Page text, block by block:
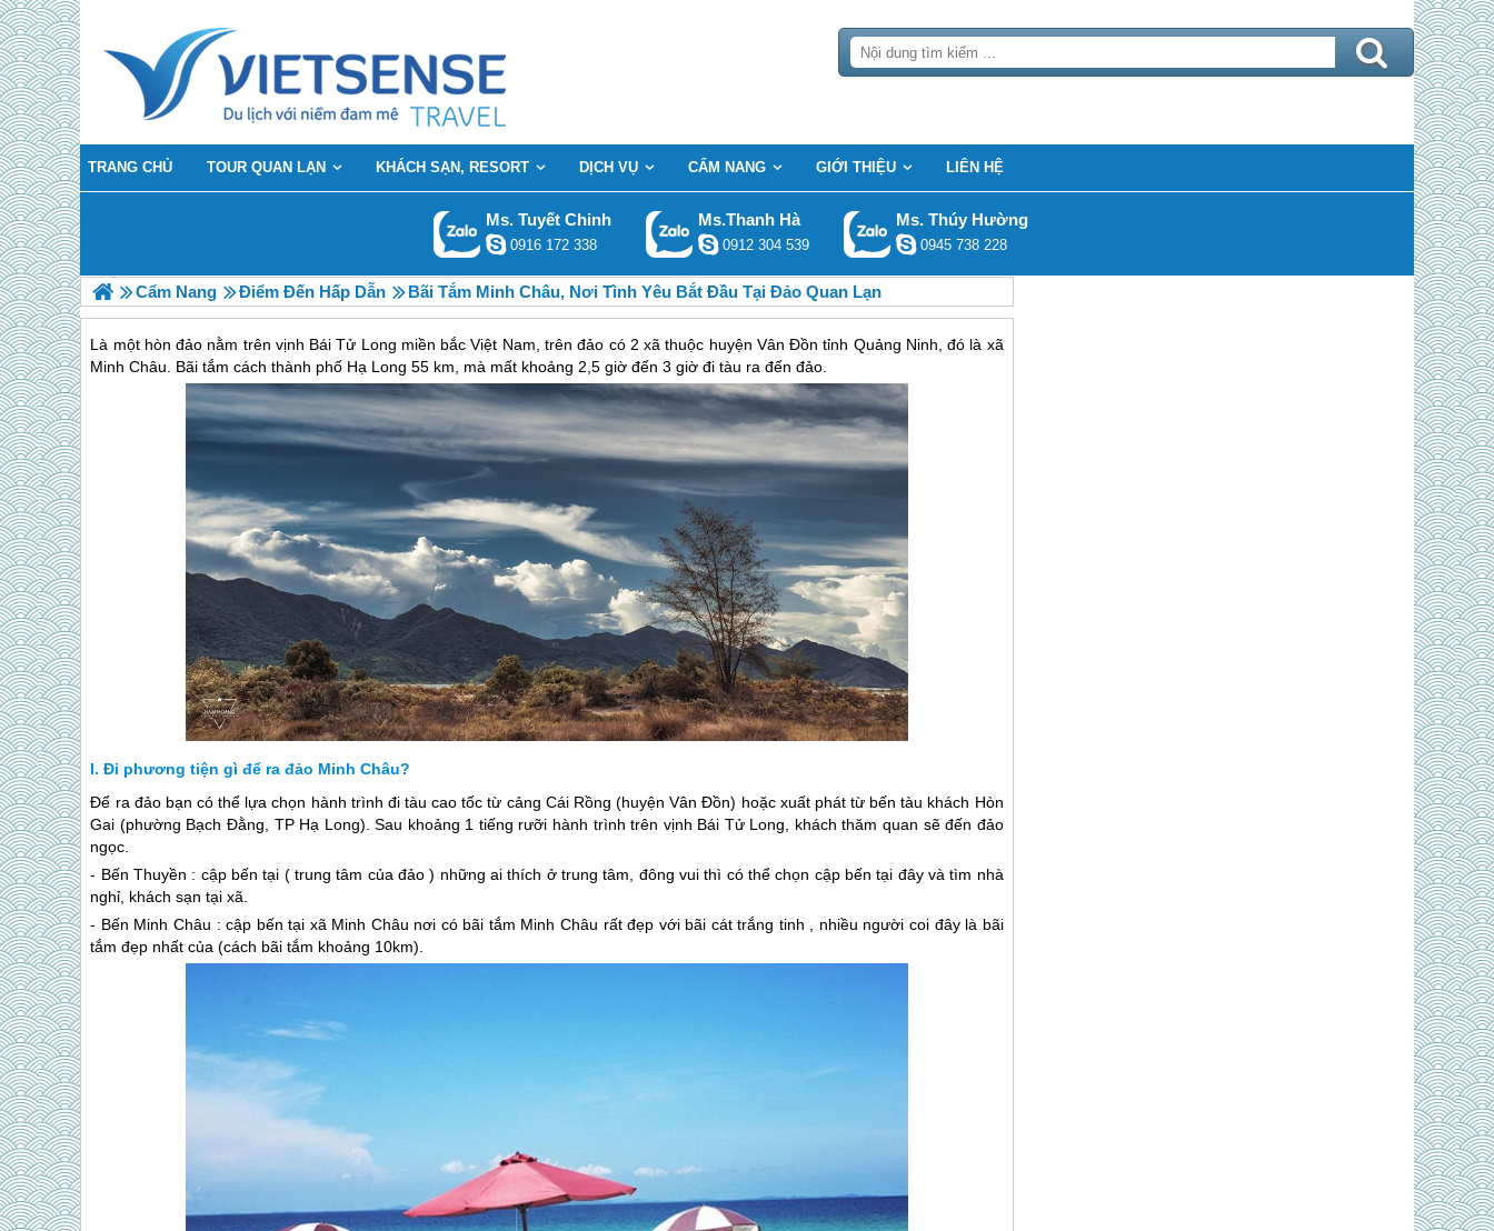
TRANG CHỦ TOUR QUAN LẠN KHÁCH SẠN, RESORT DỊCH VỤ CẨM NANG GIỚI THIỆU LIÊN HỆ
Ms. Tuyết Chinh
0916 172 338
Ms.Thanh Hà
0912 304 539
Ms. Thúy Hường
0945 738 228
Cẩm Nang Điểm Đến Hấp Dẫn Bãi Tắm Minh Châu, Nơi Tình Yêu Bắt Đầu Tại Đảo Quan Lạn
Là một hòn đảo nằm trên vịnh Bái Tử Long miền bắc Việt Nam, trên đảo có 2 xã thuộc huyện Vân Đồn tỉnh Quảng Ninh, đó là xã
Minh Châu. Bãi tắm cách thành phố Hạ Long 55 km, mà mất khoảng 2,5 giờ đến 3 giờ đi tàu ra đến đảo.
Đi phương tiện gì để ra đảo Minh Châu?
Để ra đảo bạn có thể lựa chọn hành trình đi tàu cao tốc từ cảng Cái Rồng (huyện Vân Đồn) hoặc xuất phát từ bến tàu khách Hòn
Gai (phường Bạch Đằng, TP Hạ Long). Sau khoảng 1 tiếng rưỡi hành trình trên vịnh Bái Tử Long, khách thăm quan sẽ đến đảo
ngọc.
- Bến Thuyền : cập bến tại ( trung tâm của đảo ) những ai thích ở trung tâm, đông vui thì có thể chọn cập bến tại đây và tìm nhà
nghỉ, khách sạn tại xã.
- Bến Minh Châu : cập bến tại xã Minh Châu nơi có bãi tắm Minh Châu rất đẹp với bãi cát trắng tinh , nhiều người coi đây là bãi
tắm đẹp nhất của (cách bãi tắm khoảng 10km).